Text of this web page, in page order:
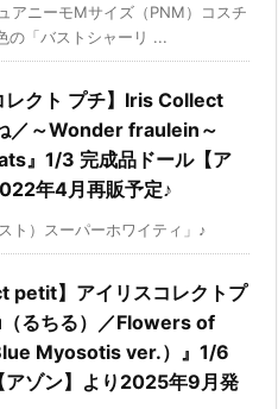
アニーモMサイズ（PNM）コスチ
の「バストシャーリ ...
レクト プチ】Iris Collect
／～Wonder fraulein～
』1/3 完成品ドール【ア
年4月再販予定♪
ト）スーパーホワイティ」♪
petit】アイリスコレクトプ
るちる）／Flowers of
Myosotis ver.）』1/6
アゾン】より2025年9月発